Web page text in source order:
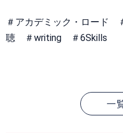
＃アカデミック・ロード
聴 ＃writing ＃6Skills
一